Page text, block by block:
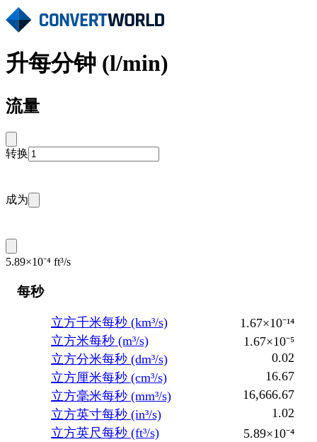
升每分钟 (l/min)
流量
转换
成为
5.89×10⁻⁴ ft³/s
每秒
立方千米每秒 (km³/s)
1.67×10⁻¹⁴
立方米每秒 (m³/s)
1.67×10⁻⁵
立方分米每秒 (dm³/s)
0.02
立方厘米每秒 (cm³/s)
16.67
立方毫米每秒 (mm³/s)
16,666.67
立方英寸每秒 (in³/s)
1.02
立方英尺每秒 (ft³/s)
5.89×10⁻⁴